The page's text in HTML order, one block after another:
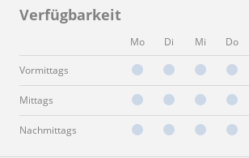
Verfügbarkeit
Mo Di Mi Do
Vormittags
Mittags
Nachmittags